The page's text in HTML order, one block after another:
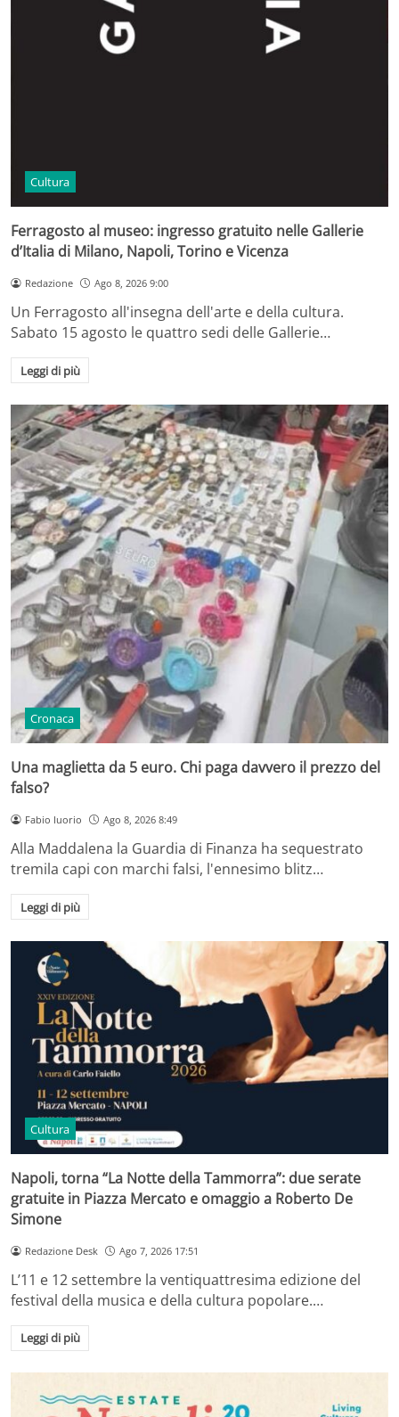
Cultura
Ferragosto al museo: ingresso gratuito nelle Gallerie
d’Italia di Milano, Napoli, Torino e Vicenza
Redazione Ago 8, 2026 9:00
Un Ferragosto all'insegna dell'arte e della cultura.
Sabato 15 agosto le quattro sedi delle Gallerie…
Leggi di più
Cronaca
Una maglietta da 5 euro. Chi paga davvero il prezzo del
falso?
Fabio Iuorio Ago 8, 2026 8:49
Alla Maddalena la Guardia di Finanza ha sequestrato
tremila capi con marchi falsi, l'ennesimo blitz…
Leggi di più
Cultura
Napoli, torna “La Notte della Tammorra”: due serate
gratuite in Piazza Mercato e omaggio a Roberto De
Simone
Redazione Desk Ago 7, 2026 17:51
L’11 e 12 settembre la ventiquattresima edizione del
festival della musica e della cultura popolare.…
Leggi di più